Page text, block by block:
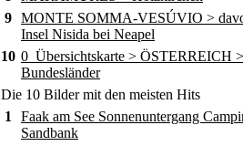
9 MONTE SOMMA-VESÚVIO >
Insel Nisida bei Neapel
10 0_Übersichtskarte > ÖSTERREICH >
Bundesländer
Die 10 Bilder mit den meisten Hits
1
Faak am See Sonnenuntergang
Sandbank